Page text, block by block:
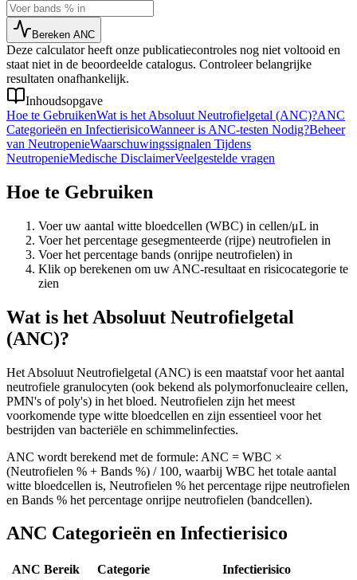
Bereken ANC
Deze calculator heeft onze publicatiecontroles nog niet voltooid en
staat niet in de beoordeelde catalogus. Controleer belangrijke
resultaten onafhankelijk.
Inhoudsopgave
Hoe te GebruikenWat is het Absoluut Neutrofielgetal (ANC)?ANC
Categorieën en InfectierisicoWanneer is ANC-testen Nodig?Beheer
van NeutropenieWaarschuwingssignalen Tijdens
NeutropenieMedische DisclaimerVeelgestelde vragen
Hoe te Gebruiken
Voer uw aantal witte bloedcellen (WBC) in cellen/μL in
Voer het percentage gesegmenteerde (rijpe) neutrofielen in
Voer het percentage bands (onrijpe neutrofielen) in
Klik op berekenen om uw ANC-resultaat en risicocategorie te
zien
Wat is het Absoluut Neutrofielgetal
(ANC)?
Het Absoluut Neutrofielgetal (ANC) is een maatstaf voor het aantal
neutrofiele granulocyten (ook bekend als polymorfonucleaire cellen,
PMN's of poly's) in het bloed. Neutrofielen zijn het meest
voorkomende type witte bloedcellen en zijn essentieel voor het
bestrijden van bacteriële en schimmelinfecties.
ANC wordt berekend met de formule: ANC = WBC ×
(Neutrofielen % + Bands %) / 100, waarbij WBC het totale aantal
witte bloedcellen is, Neutrofielen % het percentage rijpe neutrofielen
en Bands % het percentage onrijpe neutrofielen (bandcellen).
ANC Categorieën en Infectierisico
ANC Bereik Categorie
Infectierisico